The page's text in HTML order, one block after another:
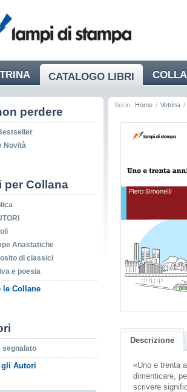
CATALOGO LIBRI
perdere
Novità
per Collana
Anastatiche
di classici
e poesia
le Collane
segnalato
gli Autori
Sei in: Home / Vetrina /
Descrizione
«Uno e trenta
dimenticare,
scrivere